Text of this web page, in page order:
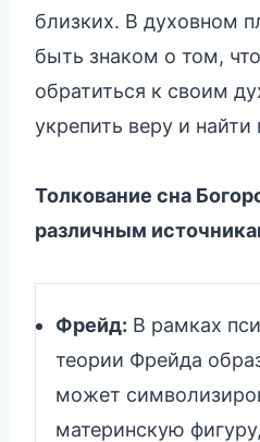
близких. В духовном
быть знаком о том,
обратиться к своим
укрепить веру и
Толкование сна
различным
Фрейд: В рамках
теории Фрейда
может
материнскую фигуру,